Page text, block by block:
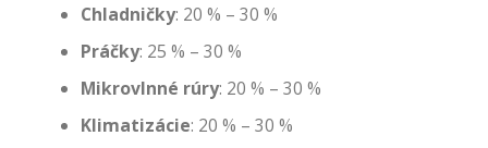
Chladničky: 20 % – 30 %
Práčky: 25 % – 30 %
Mikrovlnné rúry: 20 % – 30 %
Klimatizácie: 20 % – 30 %